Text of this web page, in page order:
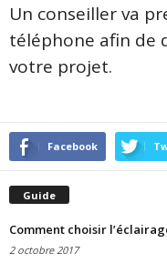
Un conseiller va
téléphone afin de
votre projet.
Facebook
Guide
Comment choisir
2 octobre 2017